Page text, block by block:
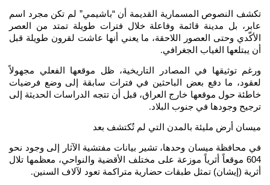
تكشف النصوص المسمارية القديمة أن “باشيمي” لم تكن مجرد اسم
عابر، بل مدينة قائمة وفاعلة خلال فترات طويلة تمتد من العصر
الأكّدي وحتى العصور اللاحقة، ما يعني أنها عاشت لقرون طويلة قبل
أن يبتلعها الغياب الجغرافي.
ورغم توثيقها في المصادر التاريخية، ظل موقعها الفعلي مجهولاً
لعقود، ما دفع بعض الباحثين في فترات سابقة إلى وضع فرضيات
خاطئة حول موقعها خارج العراق، قبل أن تتجه الدراسات الحديثة إلى
ترجيح وجودها في جنوب البلاد.
ميسان أرض مليئة بالمدن التي لم تُكتشف بعد
في محافظة ميسان وحدها، تشير بيانات مفتشية الآثار إلى وجود نحو
604 موقعاً أثرياً موزعة على مختلف الأقضية والنواحي، معظمها تلال
أثرية (إيشان) تمثل طبقات حضارية متراكمة تعود لآلاف السنين.